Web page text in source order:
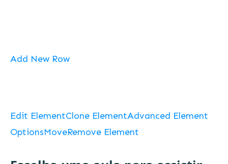
Add New Row
Edit ElementClone ElementAdvanced Element
OptionsMoveRemove Element